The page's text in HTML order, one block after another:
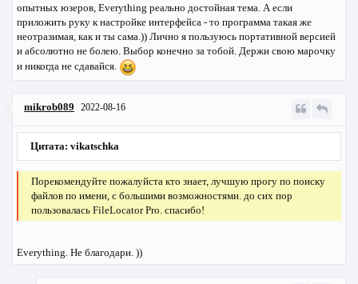
опытных юзеров, Everything реально достойная тема. А если
приложить руку к настройке интерфейса - то программа такая же
неотразимая, как и ты сама.)) Лично я пользуюсь портативной версией
и абсолютно не болею. Выбор конечно за тобой. Держи свою марочку
и никогда не сдавайся.
mikrob089 2022-08-16
Цитата: vikatschka
Порекомендуйте пожалуйста кто знает, лучшую прогу по поиску
файлов по имени, с большими возможностями. до сих пор
пользовалась FileLocator Pro. спасибо!
Everything. Не благодари. ))